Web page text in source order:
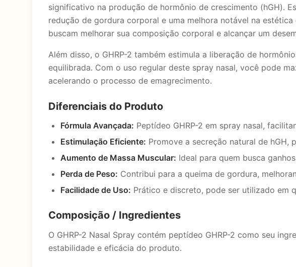
significativo na produção de hormônio de crescimento (hGH).
redução de gordura corporal e uma melhora notável na
buscam melhorar sua composição corporal e alcançar um
Além disso, o GHRP-2 também estimula a liberação de
equilibrada. Com o uso regular deste spray nasal, você pode
acelerando o processo de emagrecimento.
Diferenciais do Produto
Fórmula Avançada: Peptídeo GHRP-2 em spray nasal,
Estimulação Eficiente: Promove a secreção natural de hGH,
Aumento de Massa Muscular: Ideal para quem busca
Perda de Peso: Contribui para a queima de gordura,
Facilidade de Uso: Prático e discreto, pode ser utilizado em
Composição / Ingredientes
O GHRP-2 Nasal Spray contém peptídeo GHRP-2 como seu
estabilidade e eficácia do produto.